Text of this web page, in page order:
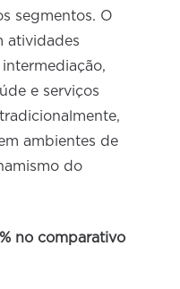
segmentos. O
atividades
e serviços
ambientes de
do
no comparativo